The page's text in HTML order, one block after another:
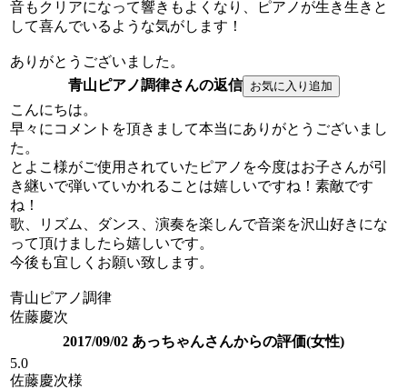
音もクリアになって響きもよくなり、ピアノが生き生きと
して喜んでいるような気がします！
ありがとうございました。
青山ピアノ調律さんの返信
こんにちは。
早々にコメントを頂きまして本当にありがとうございまし
た。
とよこ様がご使用されていたピアノを今度はお子さんが引
き継いで弾いていかれることは嬉しいですね！素敵です
ね！
歌、リズム、ダンス、演奏を楽しんで音楽を沢山好きにな
って頂けましたら嬉しいです。
今後も宜しくお願い致します。
青山ピアノ調律
佐藤慶次
2017/09/02 あっちゃんさんからの評価(女性)
5.0
佐藤慶次様